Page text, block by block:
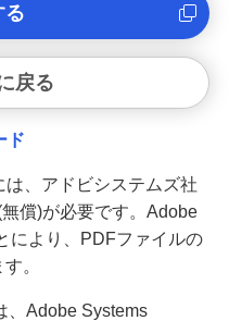
る
戻る
ド
、アドビシステムズ社
償)が必要です。Adobe
により、PDFファイルの
。
、Adobe Systems